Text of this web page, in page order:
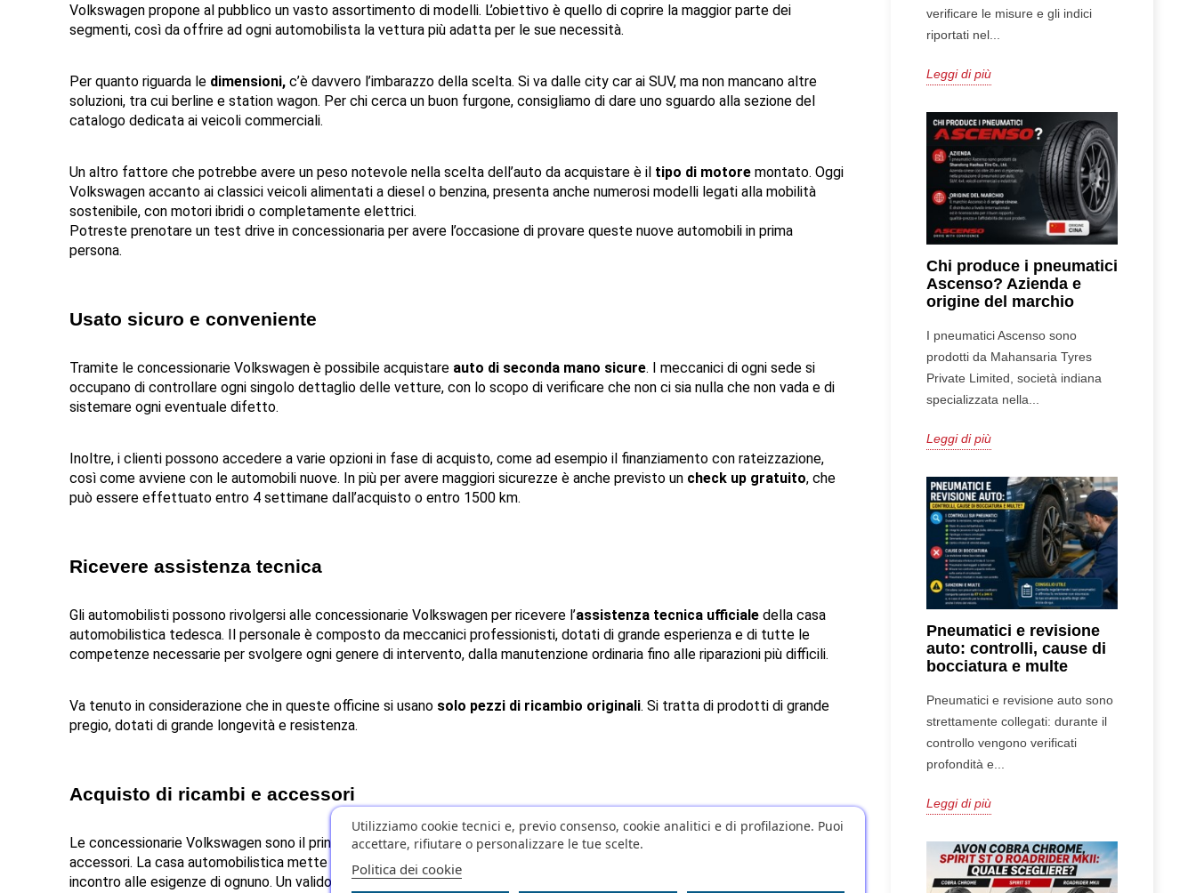
Volkswagen propone al pubblico un vasto assortimento di modelli. L’obiettivo è quello di coprire la maggior parte dei
segmenti, così da offrire ad ogni automobilista la vettura più adatta per le sue necessità.
Per quanto riguarda le dimensioni, c’è davvero l’imbarazzo della scelta. Si va dalle city car ai SUV, ma non mancano altre
soluzioni, tra cui berline e station wagon. Per chi cerca un buon furgone, consigliamo di dare uno sguardo alla sezione del
catalogo dedicata ai veicoli commerciali.
Un altro fattore che potrebbe avere un peso notevole nella scelta dell’auto da acquistare è il tipo di motore montato. Oggi
Volkswagen accanto ai classici veicoli alimentati a diesel o benzina, presenta anche numerosi modelli legati alla mobilità
sostenibile, con motori ibridi o completamente elettrici.
Potreste prenotare un test drive in concessionaria per avere l’occasione di provare queste nuove automobili in prima
persona.
Usato sicuro e conveniente
Tramite le concessionarie Volkswagen è possibile acquistare auto di seconda mano sicure. I meccanici di ogni sede si
occupano di controllare ogni singolo dettaglio delle vetture, con lo scopo di verificare che non ci sia nulla che non vada e di
sistemare ogni eventuale difetto.
Inoltre, i clienti possono accedere a varie opzioni in fase di acquisto, come ad esempio il finanziamento con rateizzazione,
così come avviene con le automobili nuove. In più per avere maggiori sicurezze è anche previsto un check up gratuito, che
può essere effettuato entro 4 settimane dall’acquisto o entro 1500 km.
Ricevere assistenza tecnica
Gli automobilisti possono rivolgersi alle concessionarie Volkswagen per ricevere l’assistenza tecnica ufficiale della casa
automobilistica tedesca. Il personale è composto da meccanici professionisti, dotati di grande esperienza e di tutte le
competenze necessarie per svolgere ogni genere di intervento, dalla manutenzione ordinaria fino alle riparazioni più difficili.
Va tenuto in considerazione che in queste officine si usano solo pezzi di ricambio originali. Si tratta di prodotti di grande
pregio, dotati di grande longevità e resistenza.
Acquisto di ricambi e accessori
Le concessionarie Volkswagen sono il principale canale di vendita per quanto riguarda l’acquisto sia di ricambi che di
accessori. La casa automobilistica mette a disposizione dei suoi clienti diverse
incontro alle esigenze di ognuno. Un valido esempio è rappresentato dai ricambi della linea Original Classic Parts, i quali sono
verificare le misure e gli indici
riportati nel...
Leggi di più
Chi produce i pneumatici
Ascenso? Azienda e
origine del marchio
I pneumatici Ascenso sono
prodotti da Mahansaria Tyres
Private Limited, società indiana
specializzata nella...
Leggi di più
Pneumatici e revisione
auto: controlli, cause di
bocciatura e multe
Pneumatici e revisione auto sono
strettamente collegati: durante il
controllo vengono verificati
profondità e...
Leggi di più
Utilizziamo cookie tecnici e, previo consenso, cookie analitici e di profilazione. Puoi
accettare, rifiutare o personalizzare le tue scelte.
Politica dei cookie